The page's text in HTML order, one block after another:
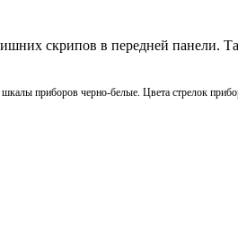
скрипов в передней панели.
приборов черно-белые. Цвета стрелок